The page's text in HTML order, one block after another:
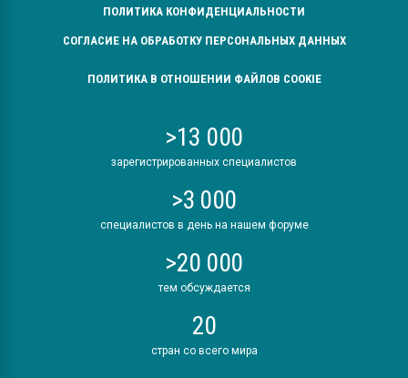
ПОЛИТИКА КОНФИДЕНЦИАЛЬНОСТИ
СОГЛАСИЕ НА ОБРАБОТКУ ПЕРСОНАЛЬНЫХ ДАННЫХ
ПОЛИТИКА В ОТНОШЕНИИ ФАЙЛОВ COOKIE
>13 000
зарегистрированных специалистов
>3 000
специалистов в день на нашем форуме
>20 000
тем обсуждается
20
стран со всего мира